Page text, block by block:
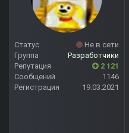
Статус
Не в сети
Группа
Разработчики
Репутация
2 121
Сообщений
1146
Регистрация
19.03.2021